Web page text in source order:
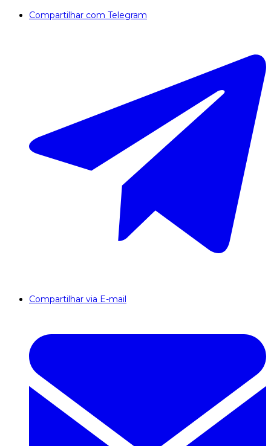
Compartilhar com Telegram
Compartilhar via E-mail